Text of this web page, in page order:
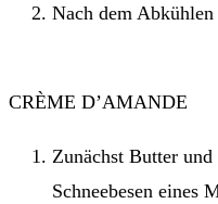
Nach dem
CRÈME D’AMANDE
Zunächst Butter
Schneebesen eines